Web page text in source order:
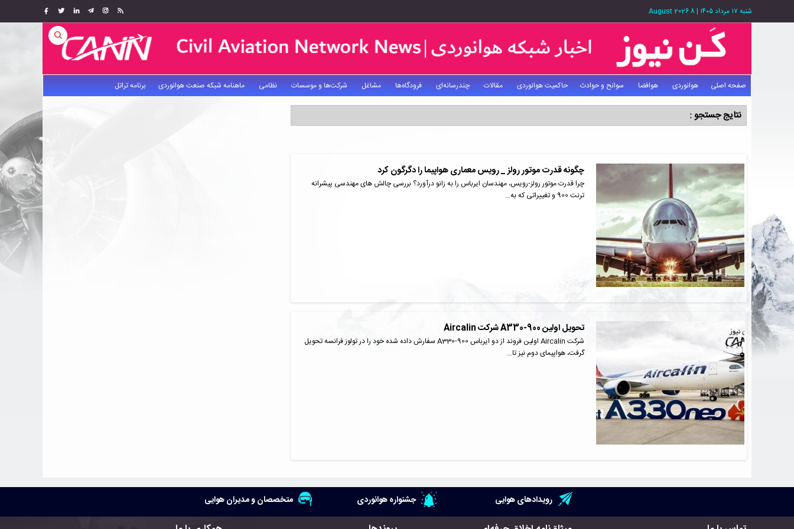
شنبه ۱۷ مرداد ۱۴۰۵ |
8 August 2026
صفحه اصلی هوانوردی هوافضا سوانح و حوادث حاکمیت هوانوردی مقالات چندرسانه‌ای فرودگاه‌ها مشاغل شرکت‌ها و موسسات نظامی ماهنامه شبکه صنعت هوانوردی برنامه تراتل
نتایج جستجو :
چگونه قدرت موتور رولز _ رویس معماری هواپیما را دگرگون کرد
چرا قدرت موتور رولز-رویس، مهندسان ایرباس را به زانو درآورد؟ بررسی چالش های مهندسی پیشرانه
ترنت 900 و تغییراتی که به…
تحویل اولین A330-900 شرکت Aircalin
شرکت Aircalin اولین فروند از دو ایرباس A330-900 سفارش داده شده خود را در تولوز فرانسه تحویل
گرفت، هواپیمای دوم نیز تا…
رویدادهای هوایی جشنواره هوانوردی متخصصان و مدیران هوایی